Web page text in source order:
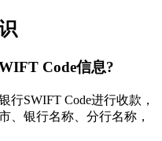
Code信息?
SWIFT Code进行收款，
、银行名称、分行名称，